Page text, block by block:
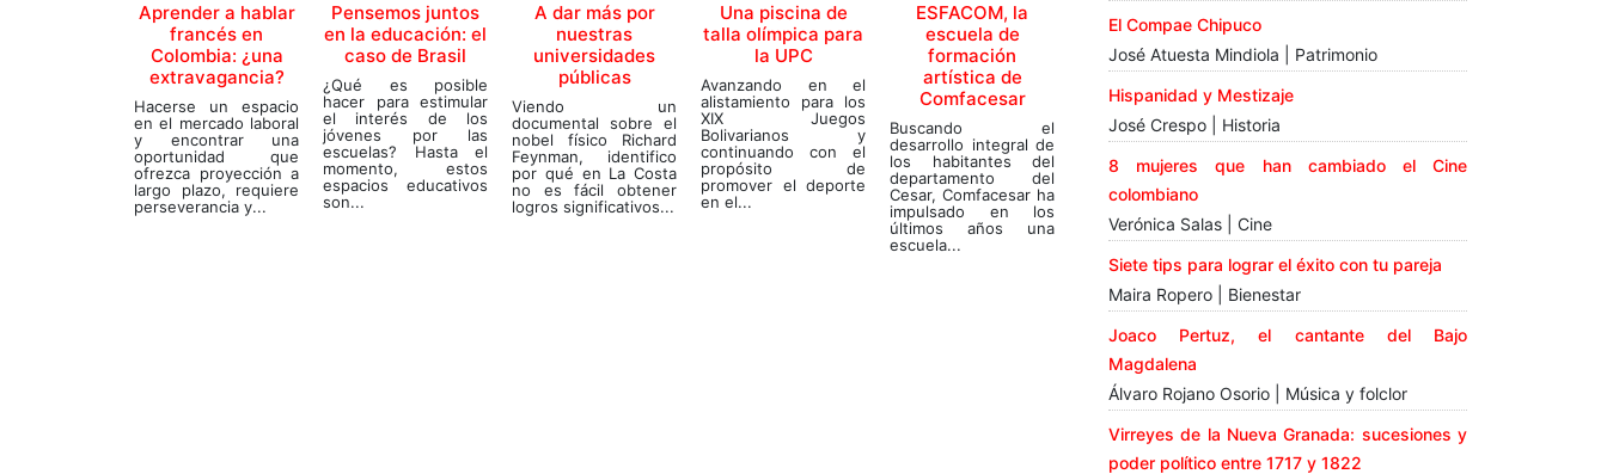
Aprender a hablar
francés en
Colombia: ¿una
extravagancia?
Hacerse un espacio
en el mercado laboral
y encontrar una
oportunidad que
ofrezca proyección a
largo plazo, requiere
perseverancia y...
Pensemos juntos
en la educación: el
caso de Brasil
¿Qué es posible
hacer para estimular
el interés de los
jóvenes por las
escuelas? Hasta el
momento, estos
espacios educativos
son...
A dar más por
nuestras
universidades
públicas
Viendo un
documental sobre el
nobel físico Richard
Feynman, identifico
por qué en La Costa
no es fácil obtener
logros significativos...
Una piscina de
talla olímpica para
la UPC
Avanzando en el
alistamiento para los
XIX Juegos
Bolivarianos y
continuando con el
propósito de
promover el deporte
en el...
ESFACOM, la
escuela de
formación
artística de
Comfacesar
Buscando el
desarrollo integral de
los habitantes del
departamento del
Cesar, Comfacesar ha
impulsado en los
últimos años una
escuela...
El Compae Chipuco
José Atuesta Mindiola | Patrimonio
Hispanidad y Mestizaje
José Crespo | Historia
8 mujeres que han cambiado el Cine
colombiano
Verónica Salas | Cine
Siete tips para lograr el éxito con tu pareja
Maira Ropero | Bienestar
Joaco Pertuz, el cantante del Bajo
Magdalena
Álvaro Rojano Osorio | Música y folclor
Virreyes de la Nueva Granada: sucesiones y
poder político entre 1717 y 1822